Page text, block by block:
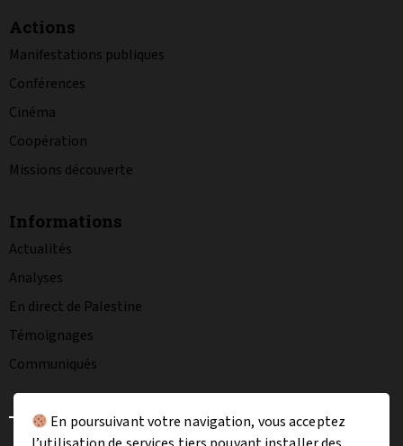
En poursuivant votre navigation, vous acceptez
Actions
Manifestations publiques
Conférences
Cinéma
Coopération
Missions découverte
Informations
Actualités
Analyses
En direct de Palestine
Témoignages
Communiqués